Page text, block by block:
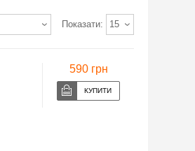
Показати: 15
590 грн